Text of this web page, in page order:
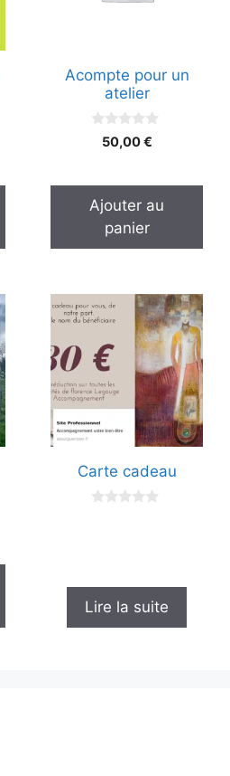
Acompte pour un
atelier
s
5
50,00€
Ajouter au
panier
Carte cadeau
Lire la suite